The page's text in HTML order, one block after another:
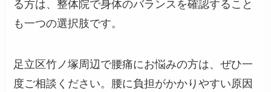
る方は、整体院で身体のバランスを確認すること
も一つの選択肢です。
足立区竹ノ塚周辺で腰痛にお悩みの方は、ぜひ一
度ご相談ください。腰に負担がかかりやすい原因